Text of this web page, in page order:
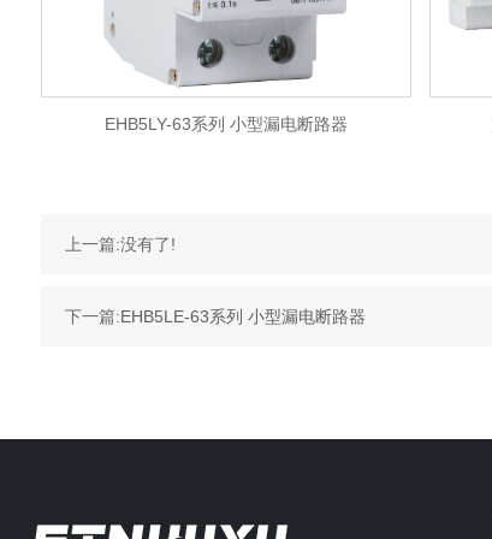
EHB5LY-63系列 小型漏电断路器
上一篇:没有了!
下一篇:EHB5LE-63系列 小型漏电断路器